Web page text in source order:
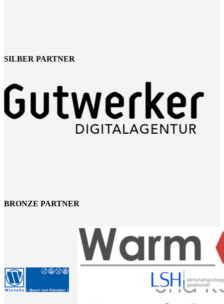
SILBER PARTNER
BRONZE PARTNER